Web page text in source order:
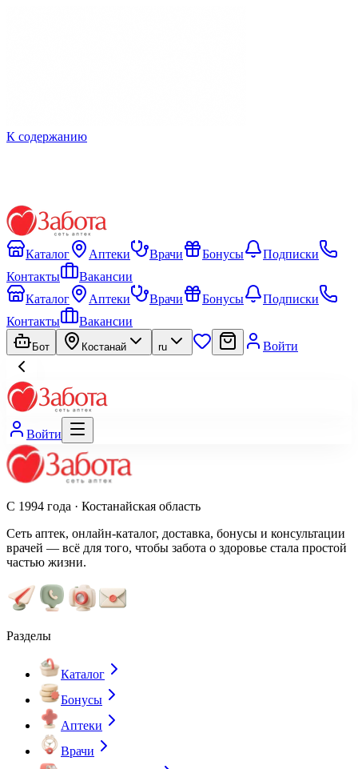
К содержанию
Каталог Аптеки Врачи Бонусы
Подписки
Контакты
Вакансии
Каталог
Аптеки Врачи Бонусы
Подписки
Контакты
Вакансии
Бот Костанай ru Войти
Войти
С 1994 года · Костанайская область
Сеть аптек, онлайн-каталог, доставка, бонусы и консультации
врачей — всё для того, чтобы забота о здоровье стала простой
частью жизни.
Разделы
Каталог
Бонусы
Аптеки
Врачи